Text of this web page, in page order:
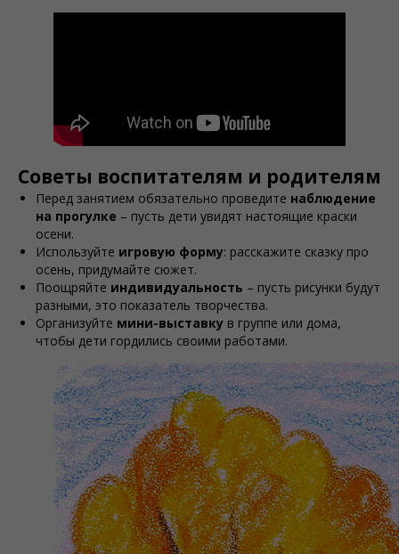
Советы воспитателям и родителям
Перед занятием обязательно проведите наблюдение
на прогулке – пусть дети увидят настоящие краски
осени.
Используйте игровую форму: расскажите сказку про
осень, придумайте сюжет.
Поощряйте индивидуальность – пусть рисунки будут
разными, это показатель творчества.
Организуйте мини-выставку в группе или дома,
чтобы дети гордились своими работами.